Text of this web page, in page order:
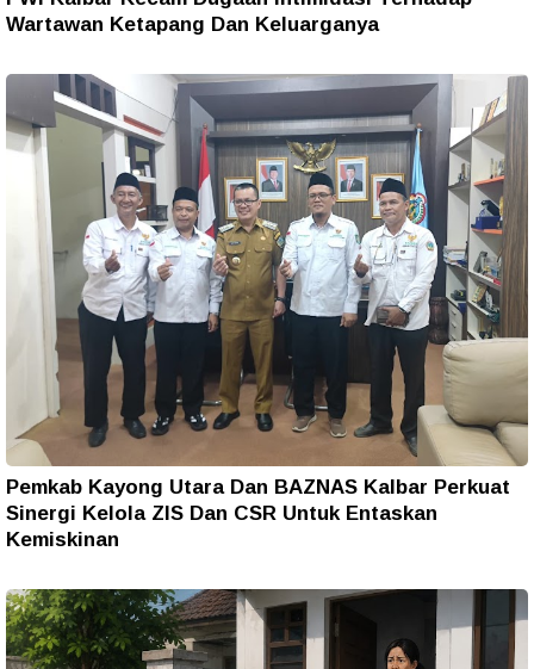
Wartawan Ketapang Dan Keluarganya
Pemkab Kayong Utara Dan BAZNAS Kalbar Perkuat
Sinergi Kelola ZIS Dan CSR Untuk Entaskan
Kemiskinan